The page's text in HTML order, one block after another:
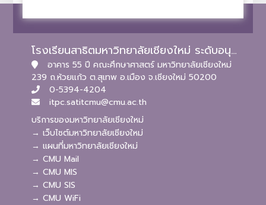
โรงเรียนสาธิตมหาวิทยาลัยเชียงใหม่ ระดับอนุบาลและประถมศึกษา
อาคาร 55 ปี คณะศึกษาศาสตร์ มหาวิทยาลัยเชียงใหม่
239 ถ.ห้วยแก้ว ต.สุเทพ อ.เมือง จ.เชียงใหม่ 50200
0-5394-4204
itpc.satitcmu@cmu.ac.th
บริการของมหาวิทยาลัยเชียงใหม่
→ เว็บไซต์มหาวิทยาลัยเชียงใหม่
→ แผนที่มหาวิทยาลัยเชียงใหม่
→ CMU Mail
→ CMU MIS
→ CMU SIS
→ CMU WiFi